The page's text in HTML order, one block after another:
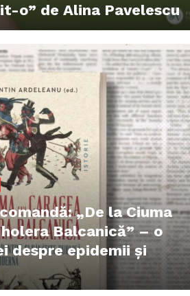
o” de Alina Pavelescu
„De la Ciuma
Balcanică” – o
despre epidemii și